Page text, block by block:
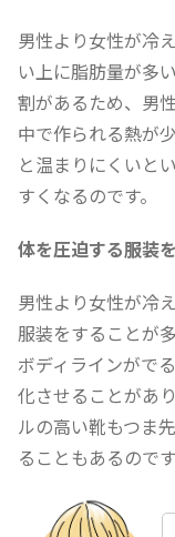
男性より女性が冷
い上に脂肪量が多
割があるため、男
中で作られる熱が
と温まりにくいと
すくなるのです。
体を圧迫する服装
男性より女性が冷
服装をすることが
ボディラインがで
化させることがあ
ルの高い靴もつま
ることもあるのです